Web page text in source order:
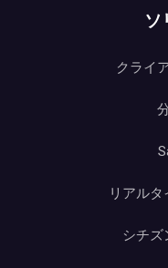
ソ
クライ
リアル
シチズ